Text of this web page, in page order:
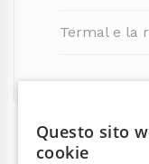
Termal e la
Questo sito
cookie